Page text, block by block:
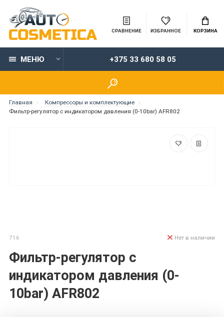
СРАВНЕНИЕ ИЗБРАННОЕ КОРЗИНА
МЕНЮ +375 33 680 58 05
Главная
Компрессоры и комплектующие
Фильтр-регулятор с индикатором давления (0-10bar) AFR802
716
Фильтр-регулятор с
индикатором давления (0-
10bar) AFR802
Нет в наличии